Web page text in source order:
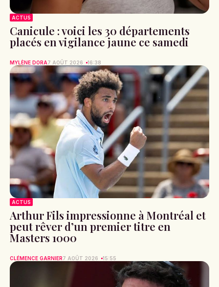
ACTUS
Canicule : voici les 30 départements
placés en vigilance jaune ce samedi
MYLÈNE DORA7 AOÛT 2026 16:38
ACTUS
Arthur Fils impressionne à Montréal et
peut rêver d’un premier titre en
Masters 1000
CLÉMENCE GARNIER7 AOÛT 2026 15:55